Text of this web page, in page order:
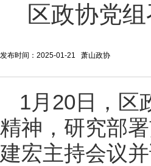
区政协党
发布时间：2025-01-21 萧山政协
1月20日，区
精神，研究部
建宏主持会议